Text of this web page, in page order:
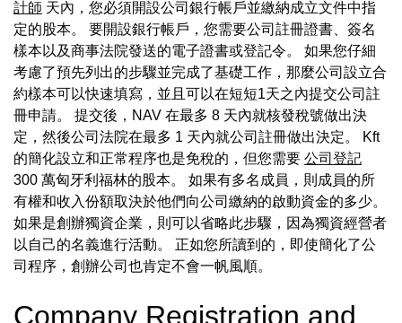
計師 天內，您必須開設公司銀行帳戶並繳納成立文件中指
定的股本。 要開設銀行帳戶，您需要公司註冊證書、簽名
樣本以及商事法院發送的電子證書或登記令。 如果您仔細
考慮了預先列出的步驟並完成了基礎工作，那麼公司設立合
約樣本可以快速填寫，並且可以在短短1天之內提交公司註
冊申請。 提交後，NAV 在最多 8 天內就核發稅號做出決
定，然後公司法院在最多 1 天內就公司註冊做出決定。 Kft
的簡化設立和正常程序也是免稅的，但您需要 公司登記
300 萬匈牙利福林的股本。 如果有多名成員，則成員的所
有權和收入份額取決於他們向公司繳納的啟動資金的多少。
如果是創辦獨資企業，則可以省略此步驟，因為獨資經營者
以自己的名義進行活動。 正如您所讀到的，即使簡化了公
司程序，創辦公司也肯定不會一帆風順。
Company Registration and